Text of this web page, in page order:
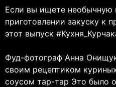
Если вы ищете необычную
приготовлении закуску к
этот выпуск
Фуд-фотограф Анна
своим рецептиком
соусом тар-тар Это было